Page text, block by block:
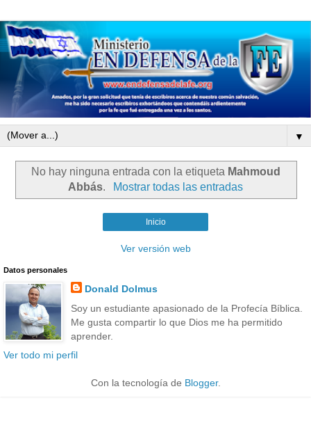
▼
No hay ninguna entrada con la etiqueta Mahmoud
Abbás. Mostrar todas las entradas
Inicio
Ver versión web
Datos personales
Donald Dolmus
Soy un estudiante apasionado de la Profecía Bíblica.
Me gusta compartir lo que Dios me ha permitido
aprender.
Ver todo mi perfil
Con la tecnología de Blogger.